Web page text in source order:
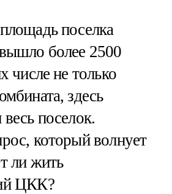
поселка
более 2500
числе не только
здесь
поселок.
который волнует
ли жить
ЦКК?